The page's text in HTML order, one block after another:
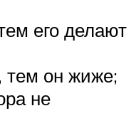
его делают
тем он жиже;
не